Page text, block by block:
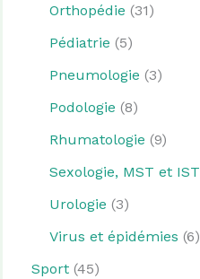
Orthopédie (31)
Pédiatrie (5)
Pneumologie (3)
Podologie (8)
Rhumatologie (9)
Sexologie, MST et IST
Urologie (3)
Virus et épidémies (6)
Sport (45)